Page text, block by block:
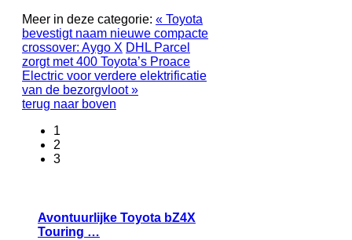
Meer in deze categorie: « Toyota
bevestigt naam nieuwe compacte
crossover: Aygo X DHL Parcel
zorgt met 400 Toyota’s Proace
Electric voor verdere elektrificatie
van de bezorgvloot »
terug naar boven
1
2
3
Avontuurlijke Toyota bZ4X
Touring …